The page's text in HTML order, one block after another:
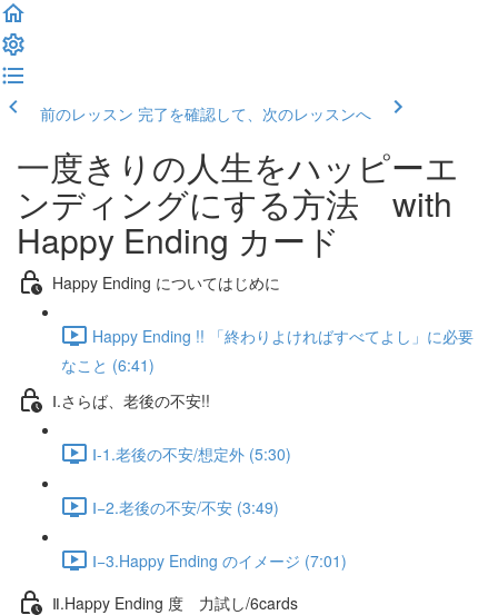
前のレッスン 完了を確認して、次のレッスンへ
一度きりの人生をハッピーエ
ンディングにする方法 with
Happy Ending カード
Happy Ending についてはじめに
Happy Ending !! 「終わりよければすべてよし」に必要
なこと (6:41)
Ⅰ.さらば、老後の不安!!
Ⅰ-1.老後の不安/想定外 (5:30)
Ⅰ−2.老後の不安/不安 (3:49)
Ⅰ−3.Happy Ending のイメージ (7:01)
Ⅱ.Happy Ending 度 力試し/6cards